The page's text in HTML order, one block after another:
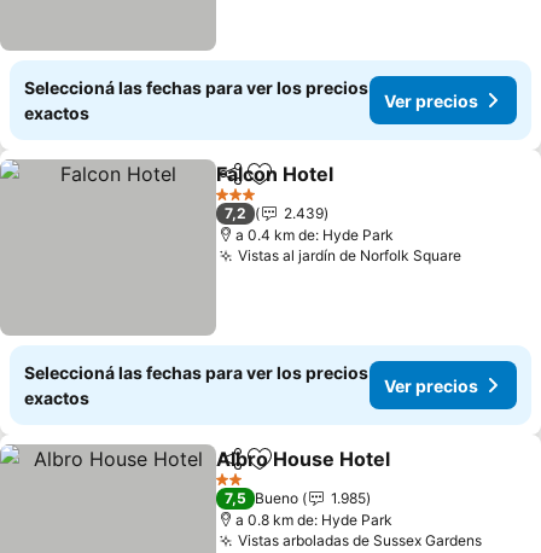
Seleccioná las fechas para ver los precios
exactos
Ver precios
CompartirAñadir a favoritos
Falcon Hotel
3 Estrellas
7,2
2.439
a 0.4 km de: Hyde Park
Vistas al jardín de Norfolk SquareVer
Seleccioná las fechas para ver los precios
exactos
Ver precios
CompartirAñadir a favoritos
Albro House Hotel
2 Estrellas
7,5 Bueno
1.985
a 0.8 km de: Hyde Park
Vistas arboladas de Sussex GardensVer